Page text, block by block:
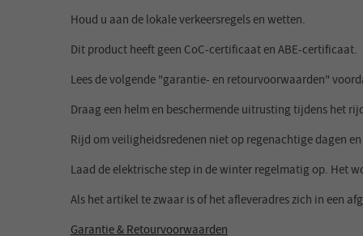
Houd u aan de lokale verkeersregels en wetten.
Dit product heeft geen CoC-certificaat en ABE-certificaat.
Lees de volgende "garantie- en retourvoorwaarden"
Draag een helm en beschermende uitrusting tijdens het
Rijd om veiligheidsredenen niet op regenachtige dagen
Laad de elektrische step in de winter regelmatig op. Het
Als het artikel te zwaar is of het afleveradres zich in een
Garantie & Retourvoorwaarden